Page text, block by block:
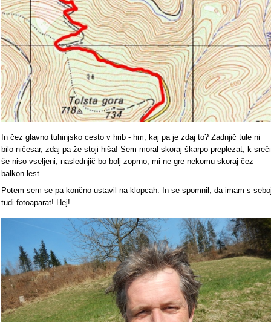
In čez glavno tuhinjsko cesto v hrib - hm, kaj pa je zdaj to? Zadnjič tule ni
bilo ničesar, zdaj pa že stoji hiša! Sem moral skoraj škarpo preplezat, k sreči
še niso vseljeni, naslednjič bo bolj zoprno, mi ne gre nekomu skoraj čez
balkon lest...
Potem sem se pa končno ustavil na klopcah. In se spomnil, da imam s
tudi fotoaparat! Hej!